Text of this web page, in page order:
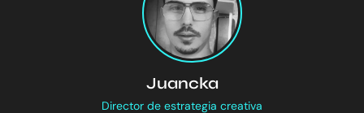
Juancka
Director de estrategia creativa